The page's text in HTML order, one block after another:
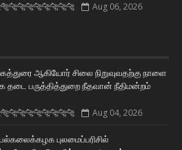
Aug 06, 2026
ஆகியோர் சிலை நிறுவுவதற்கு நாளை
தடை பருத்தித்துறை நீதவான் நீதிமன்றம்
Aug 04, 2026
புலமைப்பரிசில்